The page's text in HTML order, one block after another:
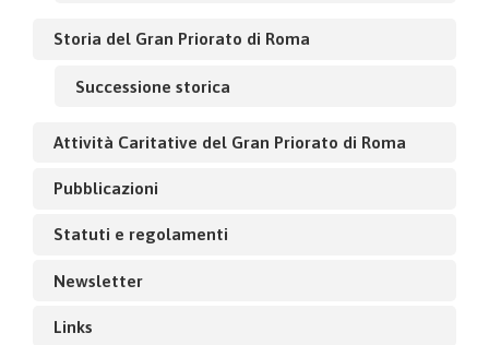
Storia del Gran Priorato di Roma
Successione storica
Attività Caritative del Gran Priorato di Roma
Pubblicazioni
Statuti e regolamenti
Newsletter
Links